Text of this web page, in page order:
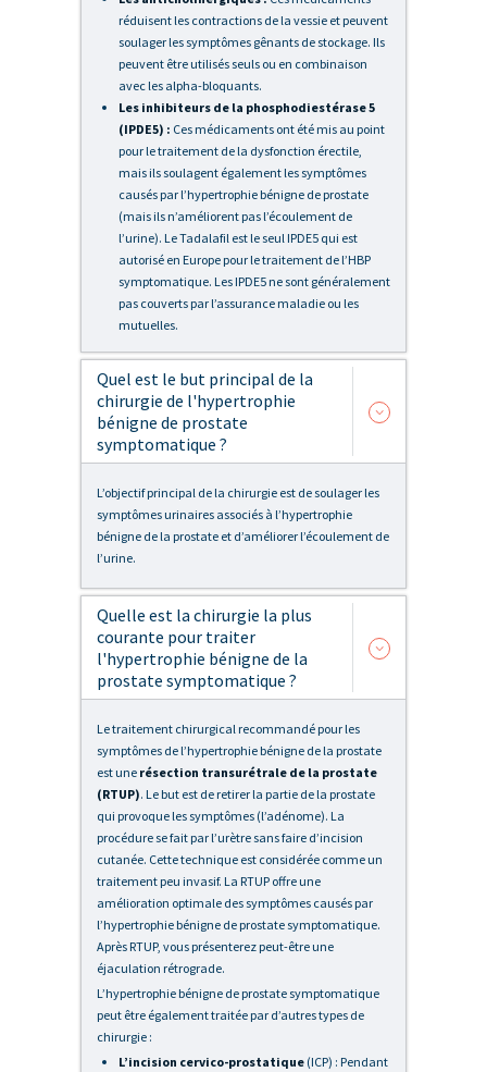
réduisent les contractions de la vessie et peuvent
soulager les symptômes gênants de stockage. Ils
peuvent être utilisés seuls ou en combinaison
avec les alpha-bloquants.
Les inhibiteurs de la phosphodiestérase 5
(IPDE5) : Ces médicaments ont été mis au point
pour le traitement de la dysfonction érectile,
mais ils soulagent également les symptômes
causés par l’hypertrophie bénigne de prostate
(mais ils n’améliorent pas l’écoulement de
l’urine). Le Tadalafil est le seul IPDE5 qui est
autorisé en Europe pour le traitement de l’HBP
symptomatique. Les IPDE5 ne sont généralement
pas couverts par l’assurance maladie ou les
mutuelles.
Quel est le but principal de la
chirurgie de l'hypertrophie
bénigne de prostate
symptomatique ?
L’objectif principal de la chirurgie est de soulager les
symptômes urinaires associés à l’hypertrophie
bénigne de la prostate et d’améliorer l’écoulement de
l’urine.
Quelle est la chirurgie la plus
courante pour traiter
l'hypertrophie bénigne de la
prostate symptomatique ?
Le traitement chirurgical recommandé pour les
symptômes de l’hypertrophie bénigne de la prostate
est une résection transurétrale de la prostate
(RTUP). Le but est de retirer la partie de la prostate
qui provoque les symptômes (l’adénome). La
procédure se fait par l’urètre sans faire d’incision
cutanée. Cette technique est considérée comme un
traitement peu invasif. La RTUP offre une
amélioration optimale des symptômes causés par
l’hypertrophie bénigne de prostate symptomatique.
Après RTUP, vous présenterez peut-être une
éjaculation rétrograde.
L’hypertrophie bénigne de prostate symptomatique
peut être également traitée par d’autres types de
chirurgie :
L’incision cervico-prostatique (ICP) : Pendant